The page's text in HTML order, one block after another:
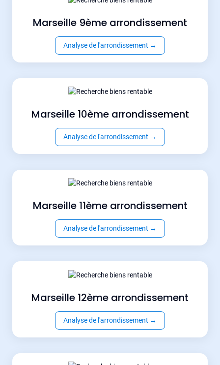
Marseille 9ème arrondissement
Analyse de l'arrondissement →
Marseille 10ème arrondissement
Analyse de l'arrondissement →
Marseille 11ème arrondissement
Analyse de l'arrondissement →
Marseille 12ème arrondissement
Analyse de l'arrondissement →